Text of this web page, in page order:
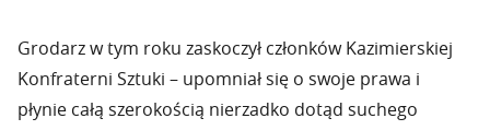
Grodarz w tym roku zaskoczył członków Kazimierskiej
Konfraterni Sztuki – upomniał się o swoje prawa i
płynie całą szerokością nierzadko dotąd suchego